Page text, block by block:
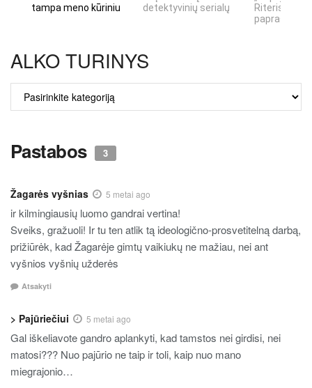
tampa meno kūriniu
detektyvinių serialų
Riteris" – kai
ALKO TURINYS
TURINYS
Pastabos 3
Žagarės vyšnias 5 metai ago
ir kilmingiausių luomo gandrai vertina!
Sveiks, gražuoli! Ir tu ten atlik tą ideologično-prosvetitelną darbą,
prižiūrėk, kad Žagarėje gimtų vaikiukų ne mažiau, nei ant
vyšnios vyšnių užderės
Atsakyti
> Pajūriečiui 5 metai ago
Gal iškeliavote gandro aplankyti, kad tamstos nei girdisi, nei
matosi??? Nuo pajūrio ne taip ir toli, kaip nuo mano
miegrajonio…